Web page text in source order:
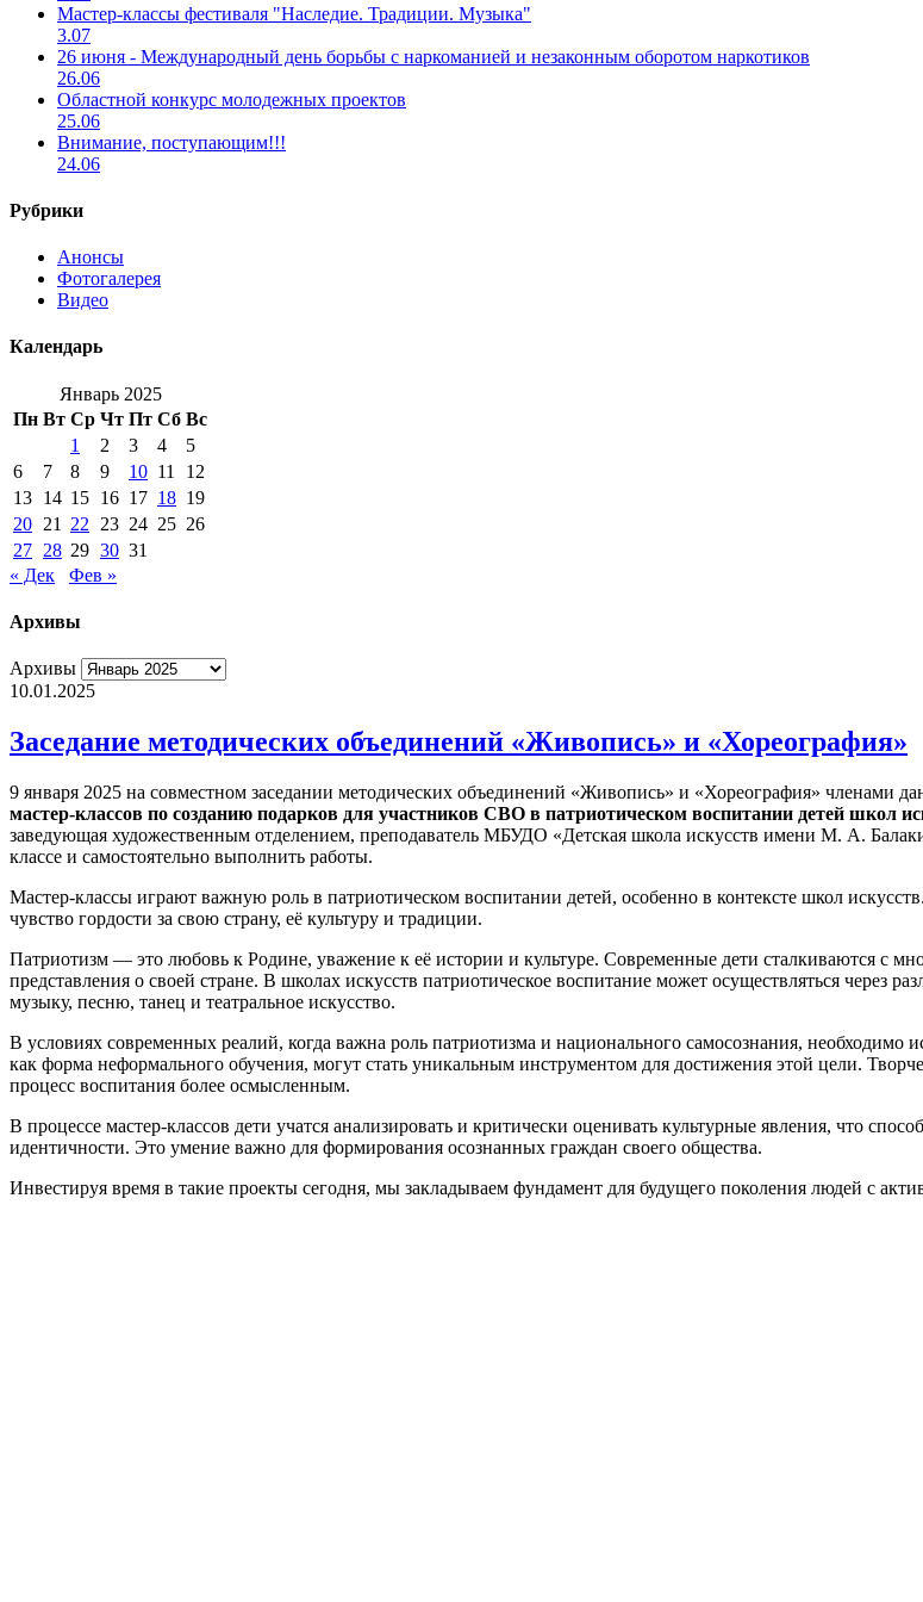
Мастер-классы фестиваля "Наследие. Традиции. Музыка"
3.07
26 июня - Международный день борьбы с наркоманией и незаконным оборотом наркотиков
26.06
Областной конкурс молодежных проектов
25.06
Внимание, поступающим!!!
24.06
Рубрики
Анонсы
Фотогалерея
Видео
Календарь
Январь 2025
Пн Вт Ср Чт Пт Сб Вс
1
2 3 4
5
6
7 8 9 10 11
12
13 14 15 16 17 18 19
20 21 22 23 24 25 26
27 28 29 30 31
« Дек
Фев »
Архивы
Архивы
10.01.2025
Заседание методических объединений «Живопись» и «Хореография»
9 января 2025 на совместном заседании методических объединений «Живопись» и «Хореография» членами
мастер-классов по созданию подарков для участников СВО в патриотическом воспитании детей школ
заведующая художественным отделением, преподаватель МБУДО «Детская школа искусств имени М. А.
классе и самостоятельно выполнить работы.
Мастер-классы играют важную роль в патриотическом воспитании детей, особенно в контексте школ
чувство гордости за свою страну, её культуру и традиции.
Патриотизм — это любовь к Родине, уважение к её истории и культуре. Современные дети сталкиваются с
представления о своей стране. В школах искусств патриотическое воспитание может осуществляться через
музыку, песню, танец и театральное искусство.
В условиях современных реалий, когда важна роль патриотизма и национального самосознания,
как форма неформального обучения, могут стать уникальным инструментом для достижения этой цели.
процесс воспитания более осмысленным.
В процессе мастер-классов дети учатся анализировать и критически оценивать культурные явления, что
идентичности. Это умение важно для формирования осознанных граждан своего общества.
Инвестируя время в такие проекты сегодня, мы закладываем фундамент для будущего поколения людей с